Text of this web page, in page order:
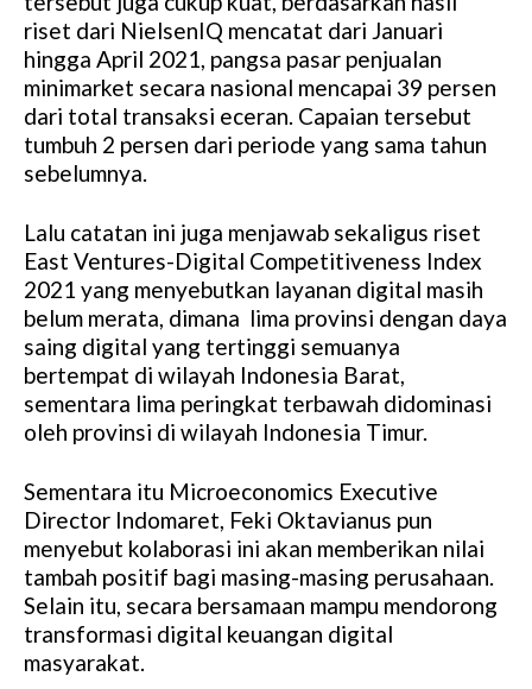
riset dari NielsenIQ mencatat dari Januari
hingga April 2021, pangsa pasar penjualan
minimarket secara nasional mencapai 39 persen
dari total transaksi eceran. Capaian tersebut
tumbuh 2 persen dari periode yang sama tahun
sebelumnya.
Lalu catatan ini juga menjawab sekaligus riset
East Ventures-Digital Competitiveness Index
2021 yang menyebutkan layanan digital masih
belum merata, dimana lima provinsi dengan daya
saing digital yang tertinggi semuanya
bertempat di wilayah Indonesia Barat,
sementara lima peringkat terbawah didominasi
oleh provinsi di wilayah Indonesia Timur.
Sementara itu Microeconomics Executive
Director Indomaret, Feki Oktavianus pun
menyebut kolaborasi ini akan memberikan nilai
tambah positif bagi masing-masing perusahaan.
Selain itu, secara bersamaan mampu mendorong
transformasi digital keuangan digital
masyarakat.